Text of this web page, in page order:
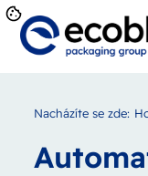
Nacházíte se zde: